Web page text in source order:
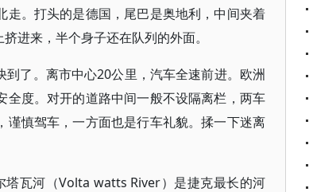
。打头的是德国，尾巴是奥地利，中间夹着
进来，半个身子还在队列的外面。
了。离市中心20公里，汽车全速前进。欧洲
度。对开的道路中间一般不设隔离栏，两车
慎驾车，一方面也是行车礼貌。揉一下迷离
瓦河（Volta watts River）是捷克最长的河